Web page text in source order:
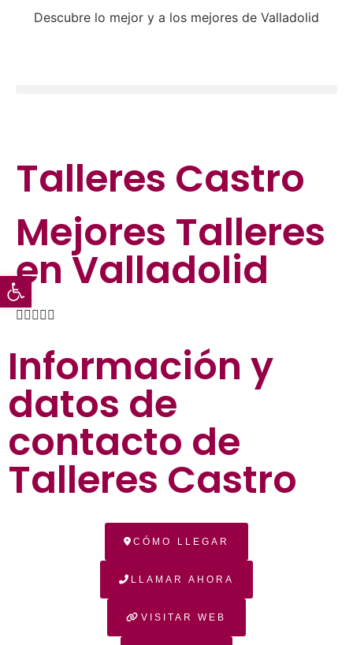
Abrir barra de herramientas
Descubre lo mejor y a los mejores de Valladolid
Talleres Castro
Mejores Talleres
en Valladolid

Información y
datos de
contacto de
Talleres Castro
CÓMO LLEGAR
LLAMAR AHORA
VISITAR WEB